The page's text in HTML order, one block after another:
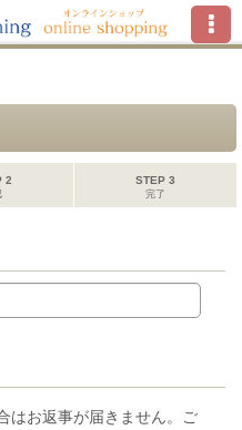
2
STEP 3
完了
はお返事が届きません。ご